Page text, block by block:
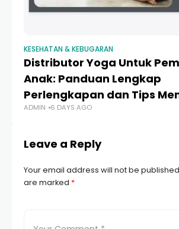
KESEHATAN & KEBUGARAN
Distributor Yoga Untuk
Anak: Panduan Lengkap
Perlengkapan dan Tips
ADMIN 6 DAYS AGO
Leave a Reply
Your email address will not be
are marked *